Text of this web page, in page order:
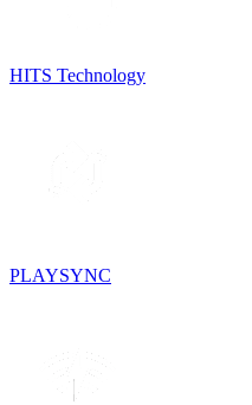
HITS Technology
PLAYSYNC